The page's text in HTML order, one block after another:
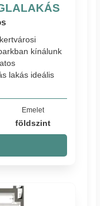
kínálunk
lakás ideális
Emelet
földszint